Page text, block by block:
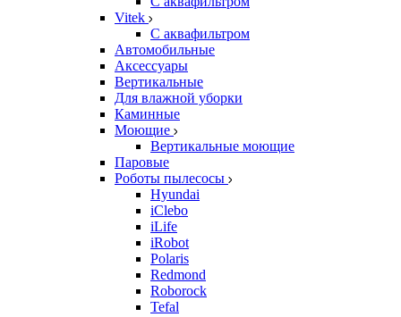
Vitek
С аквафильтром
Автомобильные
Аксессуары
Вертикальные
Для влажной уборки
Каминные
Моющие
Вертикальные моющие
Паровые
Роботы пылесосы
Hyundai
iClebo
iLife
iRobot
Polaris
Redmond
Roborock
Tefal